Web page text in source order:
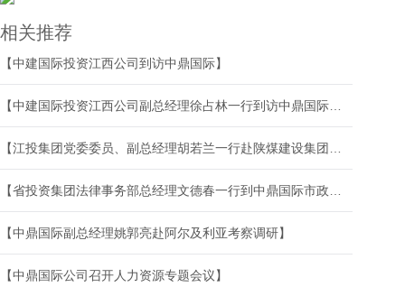
相关推荐
【中建国际投资江西公司到访中鼎国际】
【中建国际投资江西公司副总经理徐占林一行到访中鼎国际洽谈交流】
【江投集团党委委员、副总经理胡若兰一行赴陕煤建设集团交流并调研中鼎国际西北分公司】
【省投资集团法律事务部总经理文德春一行到中鼎国际市政分公司调研督导】
【中鼎国际副总经理姚郭亮赴阿尔及利亚考察调研】
【中鼎国际公司召开人力资源专题会议】